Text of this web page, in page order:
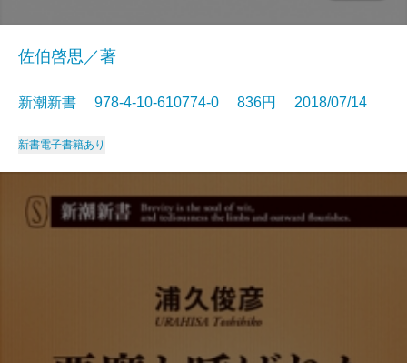
佐伯啓思／著
新潮新書 978-4-10-610774-0 836円 2018/07/14
新書電子書籍あり